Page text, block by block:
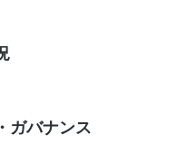
ガバナンス